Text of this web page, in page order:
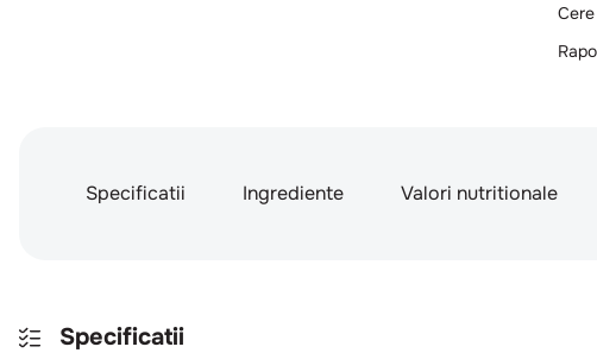
Specificatii Ingrediente Valori nutritionale
Specificatii